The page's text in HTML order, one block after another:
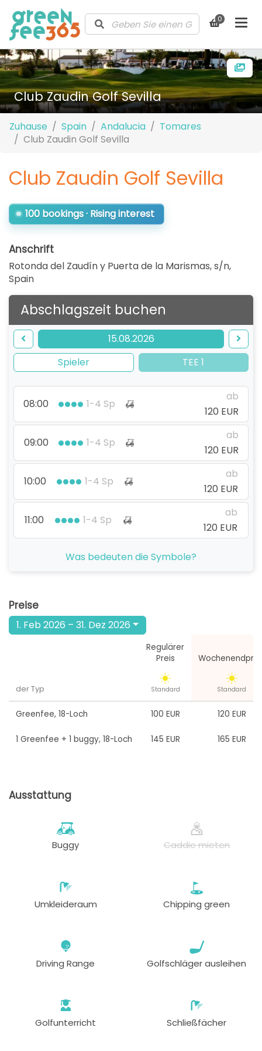
0
Club Zaudin Golf Sevilla
Zuhause Spain Andalucia
Tomares
Club Zaudin Golf Sevilla
Club Zaudin Golf Sevilla
100 bookings · Rising interest
Anschrift
Rotonda del Zaudín y Puerta de la Marismas, s/n,
Spain
Abschlagszeit buchen
15.08.2026
Spieler
TEE 1
08:00 1-4 Sp
ab
120 EUR
09:00 1-4 Sp
ab
120 EUR
10:00 1-4 Sp
ab
120 EUR
11:00 1-4 Sp
ab
120 EUR
1-4 Sp
13:00
14:00 1-4 Sp
120 EUR
16:00 1-4 Sp
ab
120 EUR
Was bedeuten die Symbole?
Preise
1. Feb 2026 – 31. Dez 2026
Regulärer
Preis
der Typ Standard Standard
Greenfee, 18-Loch 100 EUR 120 EUR
1 Greenfee + 1 buggy, 18-Loch 145 EUR 165 EUR
Ausstattung
Buggy Caddie mieten
Umkleideraum Chipping green
Driving Range Golfschläger ausleihen
Golfunterricht Schließfächer